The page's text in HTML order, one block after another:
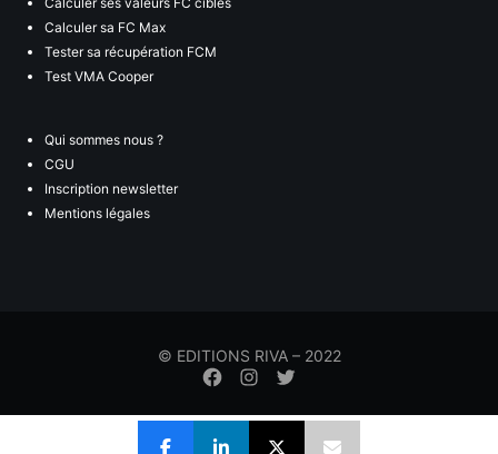
Calculer sa FC Max
Tester sa récupération FCM
Test VMA Cooper
Qui sommes nous ?
CGU
Inscription newsletter
Mentions légales
© EDITIONS RIVA – 2022
Élément
menude
de